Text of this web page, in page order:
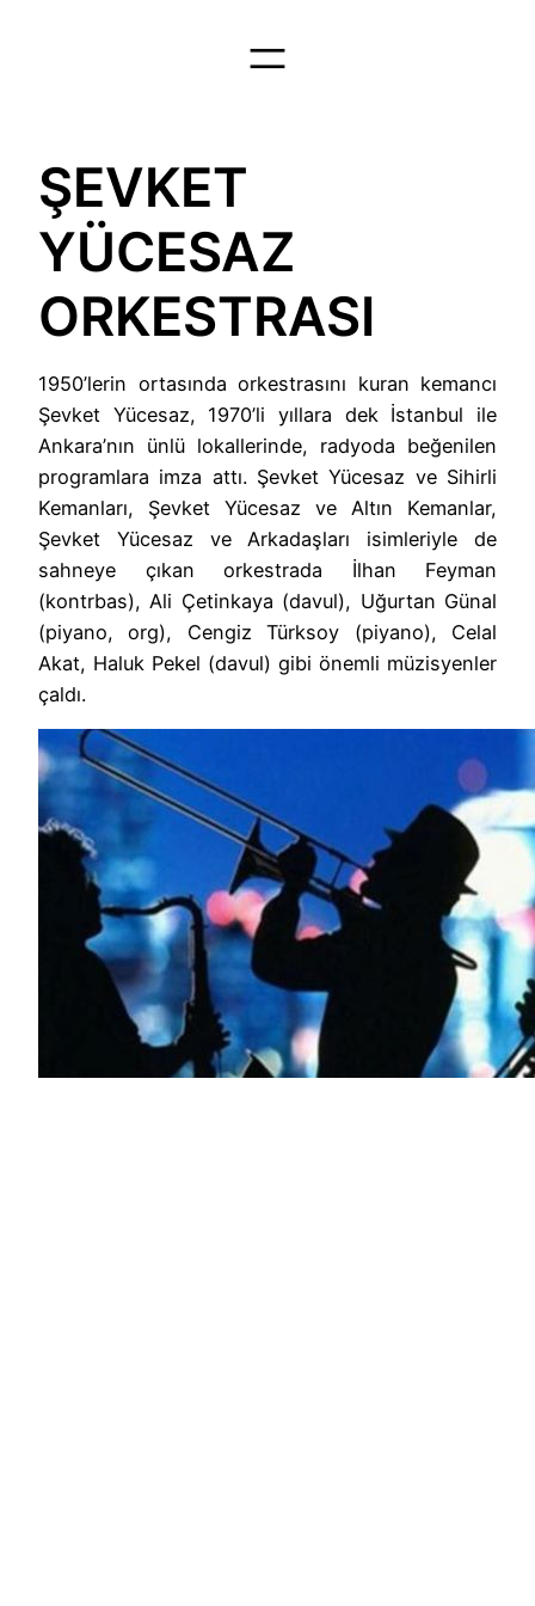
ŞEVKET
YÜCESAZ
ORKESTRASI
1950’lerin ortasında orkestrasını kuran kemancı
Şevket Yücesaz, 1970’li yıllara dek İstanbul ile
Ankara’nın ünlü lokallerinde, radyoda beğenilen
programlara imza attı. Şevket Yücesaz ve Sihirli
Kemanları, Şevket Yücesaz ve Altın Kemanlar,
Şevket Yücesaz ve Arkadaşları isimleriyle de
sahneye çıkan orkestrada İlhan Feyman
(kontrbas), Ali Çetinkaya (davul), Uğurtan Günal
(piyano, org), Cengiz Türksoy (piyano), Celal
Akat, Haluk Pekel (davul) gibi önemli müzisyenler
çaldı.